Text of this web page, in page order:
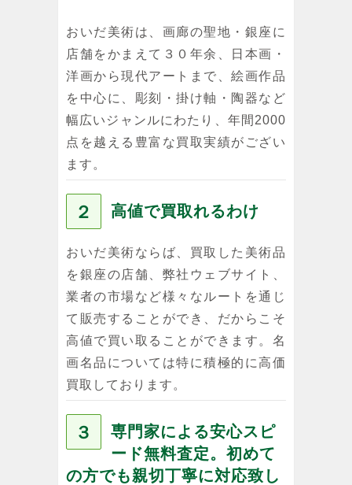
おいだ美術は、画廊の聖地・銀座に
店舗をかまえて３０年余、日本画・
洋画から現代アートまで、絵画作品
を中心に、彫刻・掛け軸・陶器など
幅広いジャンルにわたり、年間2000
点を越える豊富な買取実績がござい
ます。
２ 高値で買取れるわけ
おいだ美術ならば、買取した美術品
を銀座の店舗、弊社ウェブサイト、
業者の市場など様々なルートを通じ
て販売することができ、だからこそ
高値で買い取ることができます。名
画名品については特に積極的に高価
買取しております。
３
専門家による安心スピ
ード無料査定。初めて
の方でも親切丁寧に対応致し